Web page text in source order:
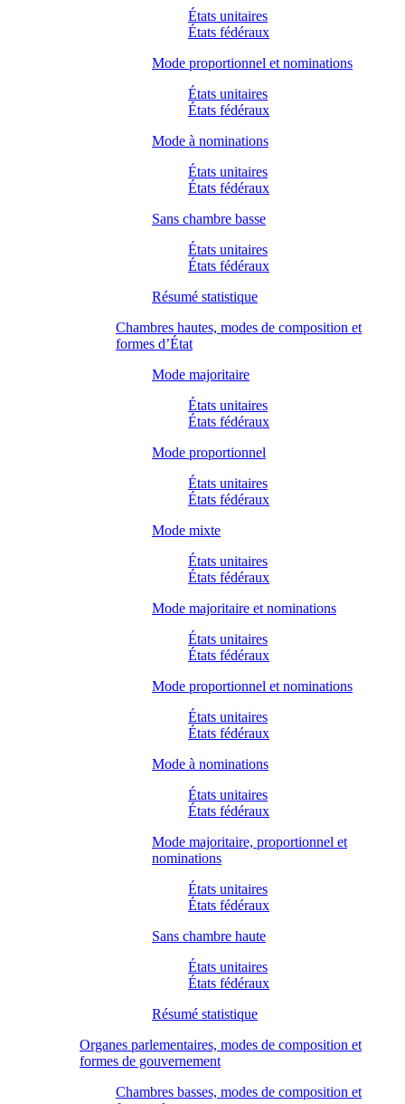
États unitaires
États fédéraux
Mode proportionnel et nominations
États unitaires
États fédéraux
Mode à nominations
États unitaires
États fédéraux
Sans chambre basse
États unitaires
États fédéraux
Résumé statistique
Chambres hautes, modes de composition et
formes d’État
Mode majoritaire
États unitaires
États fédéraux
Mode proportionnel
États unitaires
États fédéraux
Mode mixte
États unitaires
États fédéraux
Mode majoritaire et nominations
États unitaires
États fédéraux
Mode proportionnel et nominations
États unitaires
États fédéraux
Mode à nominations
États unitaires
États fédéraux
Mode majoritaire, proportionnel et
nominations
États unitaires
États fédéraux
Sans chambre haute
États unitaires
États fédéraux
Résumé statistique
Organes parlementaires, modes de composition et
formes de gouvernement
Chambres basses, modes de composition et